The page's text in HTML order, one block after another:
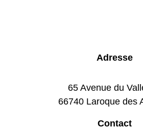
Adresse
65 Avenue du
66740 Laroque des
Contact